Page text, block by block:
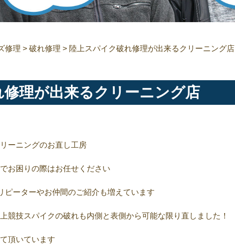
修理 > 破れ修理 > 陸上スパイク破れ修理が出来るクリーニング店
理が出来るクリーニング店
ーニングのお直し工房
お困りの際はお任せください
ピーターやお仲間のご紹介も増えています
競技スパイクの破れも内側と表側から可能な限り直しました！
頂いています